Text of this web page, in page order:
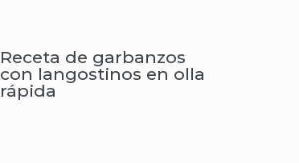
Receta de garbanzos
con langostinos en olla
rápida